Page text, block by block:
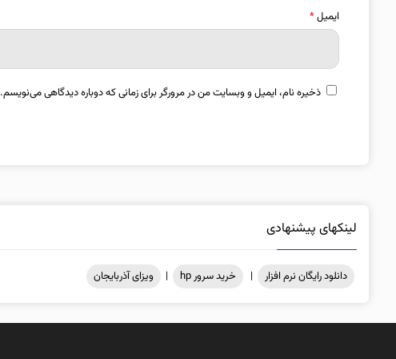
ایمیل*
ذخیره نام، ایمیل و وبسایت من در مرورگر برای زمانی که دوباره دیدگاهی می‌نویسم.
لینکهای پیشنهادی
دانلود رایگان نرم افزار | خرید سرور hp | ویزای آذربایجان